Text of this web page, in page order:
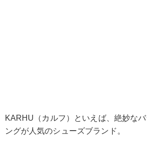
KARHU（カルフ）といえば、絶妙な
ングが人気のシューズブランド。